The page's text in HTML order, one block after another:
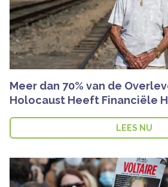
Meer dan 70% van de
Holocaust Heeft Financiële
LEES NU